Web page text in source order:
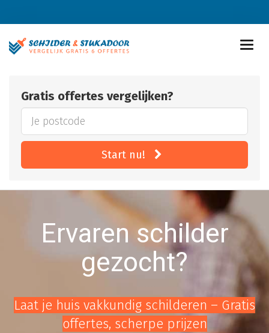
Gratis offertes vergelijken?
Start nu!
Ervaren schilder
gezocht?
Laat je huis vakkundig schilderen – Gratis
offertes, scherpe prijzen